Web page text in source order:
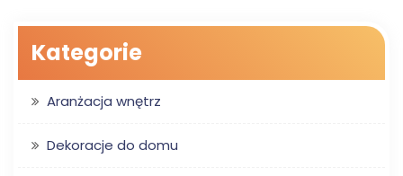
Kategorie
Aranżacja wnętrz
Dekoracje do domu